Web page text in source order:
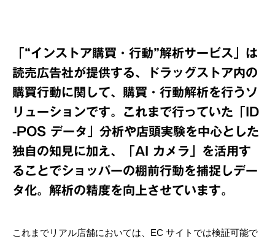
「“インストア購買・行動”解析サービス」は
読売広告社が提供する、ドラッグストア内の
購買行動に関して、購買・行動解析を行うソ
リューションです。これまで行っていた「ID
-POS データ」分析や店頭実験を中心とした
独自の知見に加え、「AI カメラ」を活用す
ることでショッパーの棚前行動を捕捉しデー
タ化。解析の精度を向上させています。
これまでリアル店舗においては、EC サイトでは検証可能で